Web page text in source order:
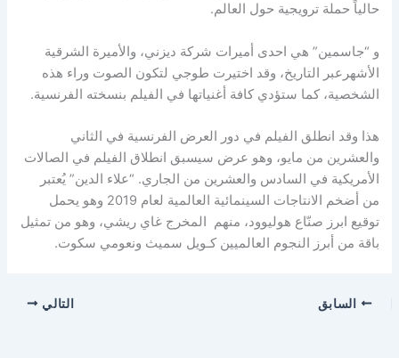
حالياً حملة ترويجية حول العالم.
و “جاسمين” هي احدى أميرات شركة ديزني، والأميرة الشرقية
الأشهرعبر التاريخ، وقد اختيرت طوجي لتكون الصوت وراء هذه
الشخصية، كما ستؤدي كافة أغنياتها في الفيلم بنسخته الفرنسية.
هذا وقد انطلق الفيلم في دور العرض الفرنسية في الثاني
والعشرين من مايو، وهو عرض سيسبق انطلاق الفيلم في الصالات
الأمريكية في السادس والعشرين من الجاري. “علاء الدين” يُعتبر
من أضخم الانتاجات السينمائية العالمية لعام 2019 وهو يحمل
توقيع ابرز صنّاع هوليوود، منهم المخرج غاي ريشي، وهو من تمثيل
باقة من أبرز النجوم العالميين كـويل سميث ونعومي سكوت.
السابق التالي